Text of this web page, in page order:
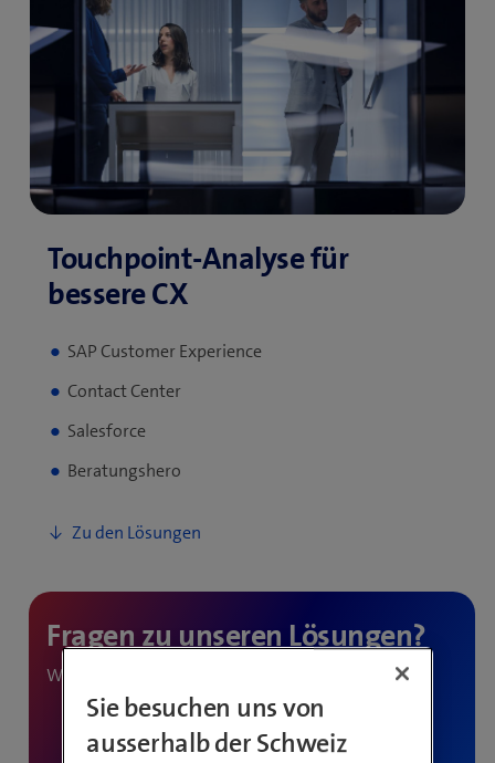
SAP Customer Experience
Contact Center
Salesforce
Beratungshero
Wir beraten Sie gerne.
Sie besuchen uns von
ausserhalb der Schweiz